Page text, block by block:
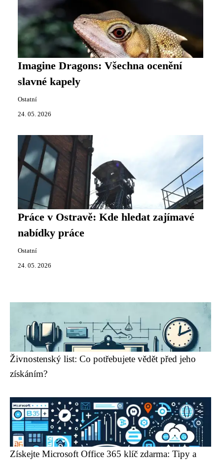
Imagine Dragons: Všechna ocenění
slavné kapely
Ostatní
24. 05. 2026
Práce v Ostravě: Kde hledat zajímavé
nabídky práce
Ostatní
24. 05. 2026
Živnostenský list: Co potřebujete vědět před jeho
získáním?
Získejte Microsoft Office 365 klíč zdarma: Tipy a